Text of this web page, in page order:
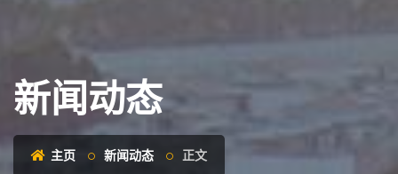
新闻动态
主页 新闻动态 正文